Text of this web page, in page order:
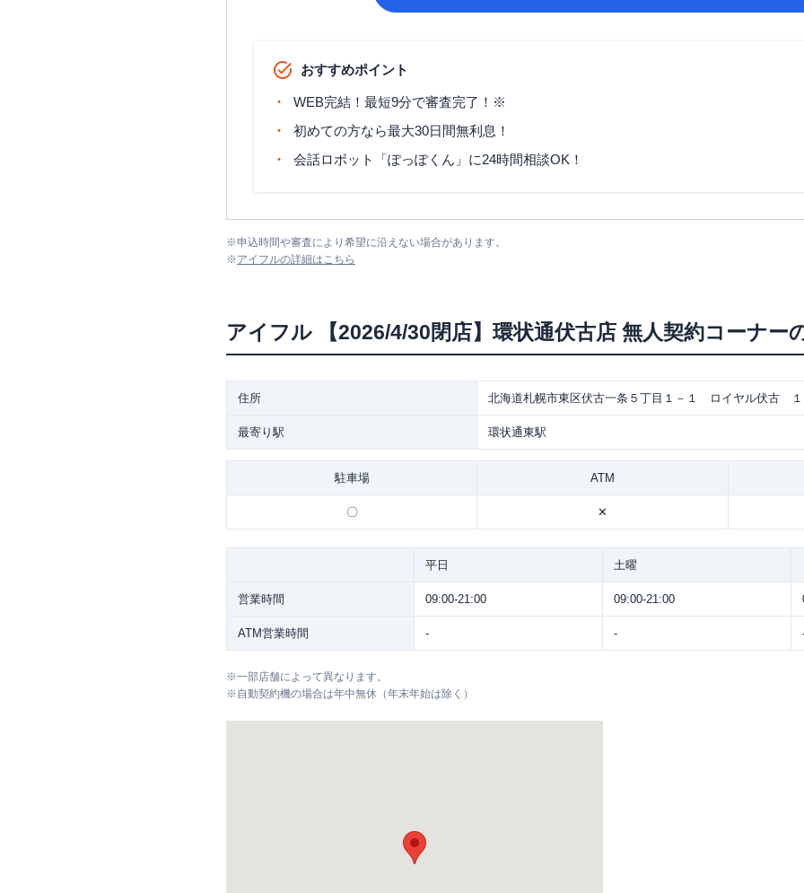
おすすめポイント
WEB完結！最短9分で審査完了！※
初めての方なら最大30日間無利息！
会話ロボット「ぽっぽくん」に24時間相談OK！
※申込時間や審査により希望に沿えない場合があります。
※アイフルの詳細はこちら
アイフル 【2026/4/30閉店】環状通伏古店 無人契約コーナー
住所 北海道札幌市東区伏古一条５丁目１－１ ロイヤル伏古 １
最寄り駅 環状通東駅
駐車場 ATM
〇 ✕
平日 土曜
営業時間 09:00-21:00 09:00-21:00
ATM営業時間 - -
※一部店舗によって異なります。
※自動契約機の場合は年中無休（年末年始は除く）